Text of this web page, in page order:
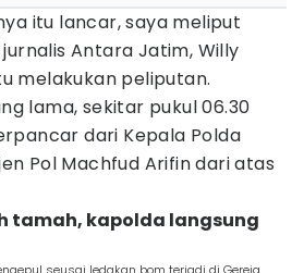
itu lancar, saya meliput
Antara Jatim, Willy
melakukan peliputan.
lama, sekitar pukul 06.30
dari Kepala Polda
Pol Machfud Arifin dari atas
tamah, kapolda langsung